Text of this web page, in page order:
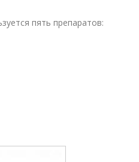
пять препаратов: